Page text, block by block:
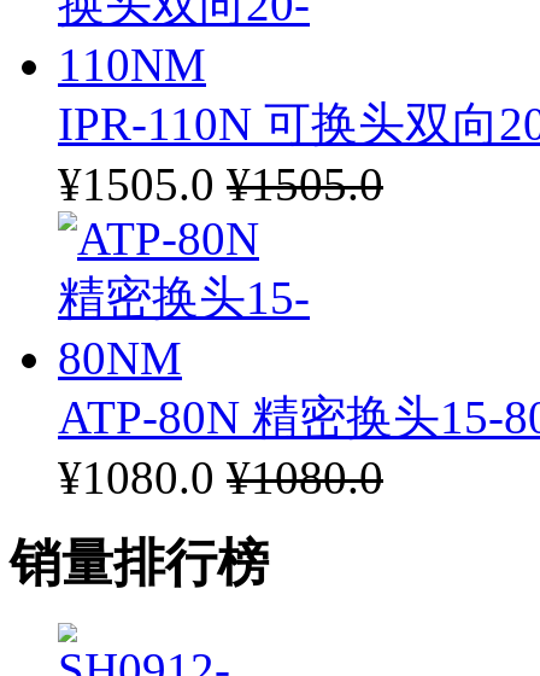
IPR-110N 可换头双向
¥1505.0 ¥1505.0
ATP-80N 精密换头15-
¥1080.0 ¥1080.0
销量排行榜